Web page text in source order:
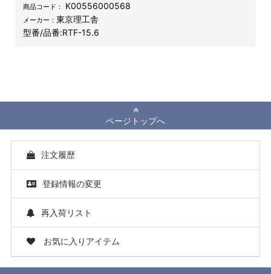
商品コード： K00556000568
メーカー： 東京理工舎
型番/品番:RTF-15.6
ページトップへ
注文履歴
登録情報の変更
再入荷リスト
お気に入りアイテム